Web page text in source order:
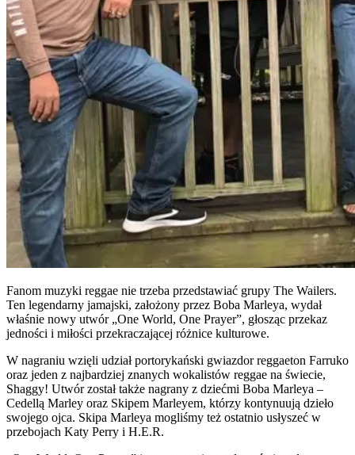
Fanom muzyki reggae nie trzeba przedstawiać grupy The Wailers.
Ten legendarny jamajski, założony przez Boba Marleya, wydał
właśnie nowy utwór „One World, One Prayer”, głosząc przekaz
jedności i miłości przekraczającej różnice kulturowe.
W nagraniu wzięli udział portorykański gwiazdor reggaeton Farruko
oraz jeden z najbardziej znanych wokalistów reggae na świecie,
Shaggy! Utwór został także nagrany z dziećmi Boba Marleya –
Cedellą Marley oraz Skipem Marleyem, którzy kontynuują dzieło
swojego ojca. Skipa Marleya mogliśmy też ostatnio usłyszeć w
przebojach Katy Perry i H.E.R.